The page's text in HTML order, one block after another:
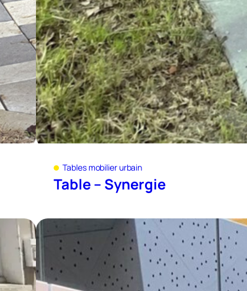
Tables mobilier urbain
Table – Synergie